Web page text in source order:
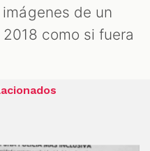
de un
como si fuera